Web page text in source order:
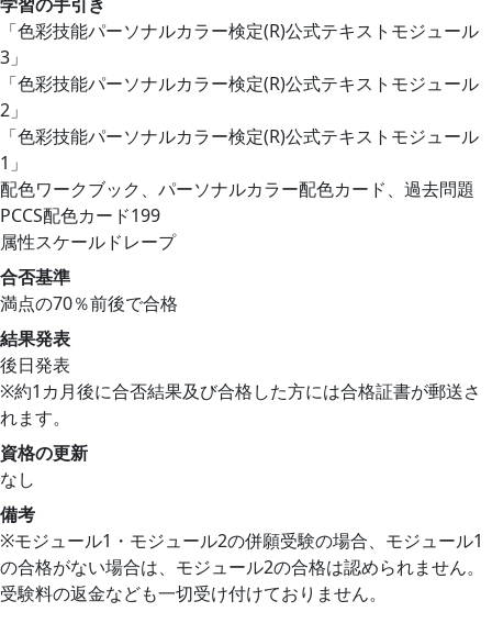
「色彩技能パーソナルカラー検定(R)公式テキストモジュール
3」
「色彩技能パーソナルカラー検定(R)公式テキストモジュール
2」
「色彩技能パーソナルカラー検定(R)公式テキストモジュール
1」
配色ワークブック、パーソナルカラー配色カード、過去問題
PCCS配色カード199
属性スケールドレープ
合否基準
満点の70％前後で合格
結果発表
後日発表
※約1カ月後に合否結果及び合格した方には合格証書が郵送さ
れます。
資格の更新
なし
備考
※モジュール1・モジュール2の併願受験の場合、モジュール1
の合格がない場合は、モジュール2の合格は認められません。
受験料の返金なども一切受け付けておりません。